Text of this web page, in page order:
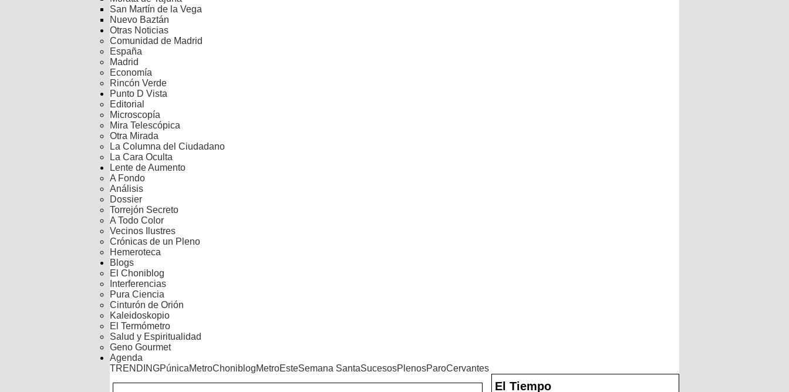
San Martín de la Vega
Nuevo Baztán
Otras Noticias
Comunidad de Madrid
España
Madrid
Economía
Rincón Verde
Punto D Vista
Editorial
Microscopía
Mira Telescópica
Otra Mirada
La Columna del Ciudadano
La Cara Oculta
Lente de Aumento
A Fondo
Análisis
Dossier
Torrejón Secreto
A Todo Color
Vecinos Ilustres
Crónicas de un Pleno
Hemeroteca
Blogs
El Choniblog
Interferencias
Pura Ciencia
Cinturón de Orión
Kaleidoskopio
El Termómetro
Salud y Espiritualidad
Geno Gourmet
Agenda
TRENDINGPúnicaMetroChoniblogMetroEsteSemana SantaSucesosPlenosParoCervantes
El Tiempo